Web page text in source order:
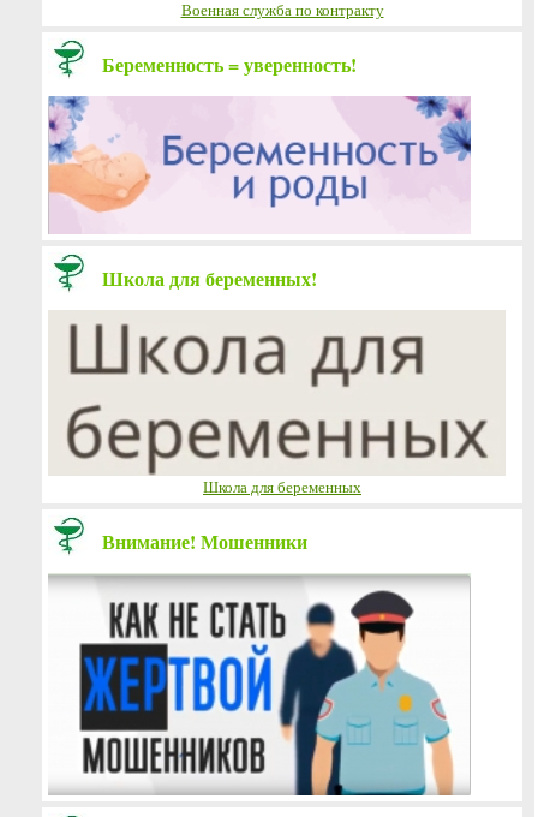
Военная служба по контракту
Беременность = уверенность!
Школа для беременных!
Школа для беременных
Внимание! Мошенники